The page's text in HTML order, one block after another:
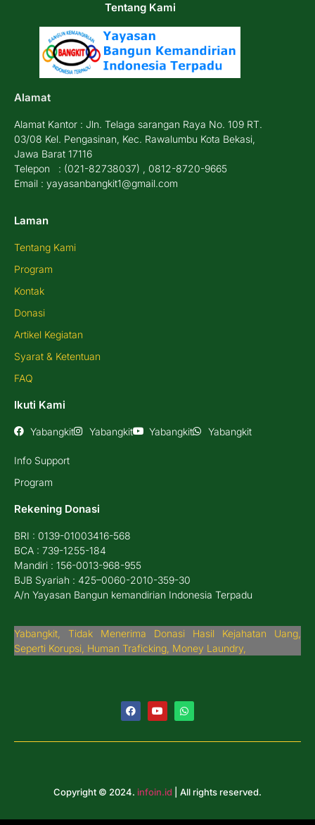
Tentang Kami
Alamat
Alamat Kantor : Jln. Telaga sarangan Raya No. 109 RT.
03/08 Kel. Pengasinan, Kec. Rawalumbu Kota Bekasi,
Jawa Barat 17116
Telepon : (021-82738037) , 0812-8720-9665
Email : yayasanbangkit1@gmail.com
Laman
Tentang Kami
Program
Kontak
Donasi
Artikel Kegiatan
Syarat & Ketentuan
FAQ
Ikuti Kami
Yabangkit Yabangkit Yabangkit Yabangkit
Info Support
Program
Rekening Donasi
BRI : 0139-01003416-568
BCA : 739-1255-184
Mandiri : 156-0013-968-955
BJB Syariah : 425–0060-2010-359-30
A/n Yayasan Bangun kemandirian Indonesia Terpadu
Yabangkit, Tidak Menerima Donasi Hasil Kejahatan Uang,
Seperti Korupsi, Human Traficking, Money Laundry,
Copyright © 2024. infoin.id | All rights reserved.